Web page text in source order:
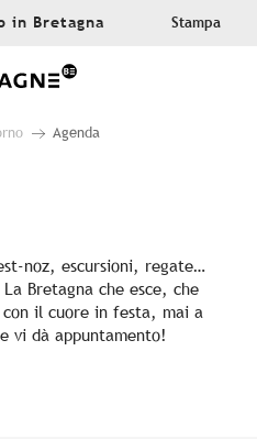
in Bretagna Stampa
Agenda
aux favoris
noz, escursioni, regate…
Bretagna che esce, che
il cuore in festa, mai a
vi dà appuntamento!